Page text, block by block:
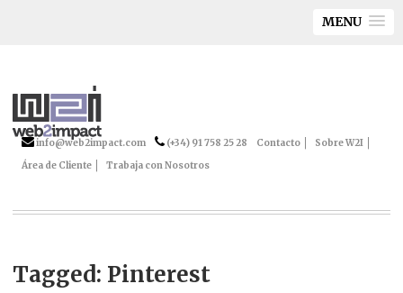
MENU
info@web2impact.com (+34) 91 758 25 28 Contacto
Sobre W2I
Área de Cliente
Trabaja con Nosotros
Tagged: Pinterest